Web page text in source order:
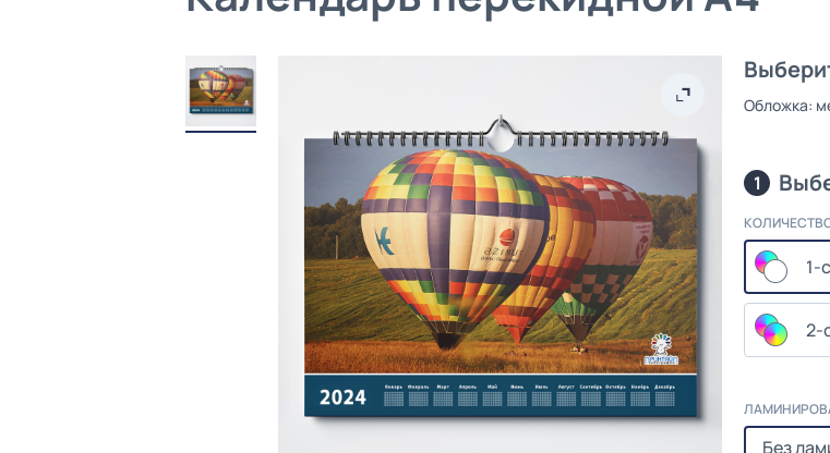
Обложка:
1
1-
2-
Без